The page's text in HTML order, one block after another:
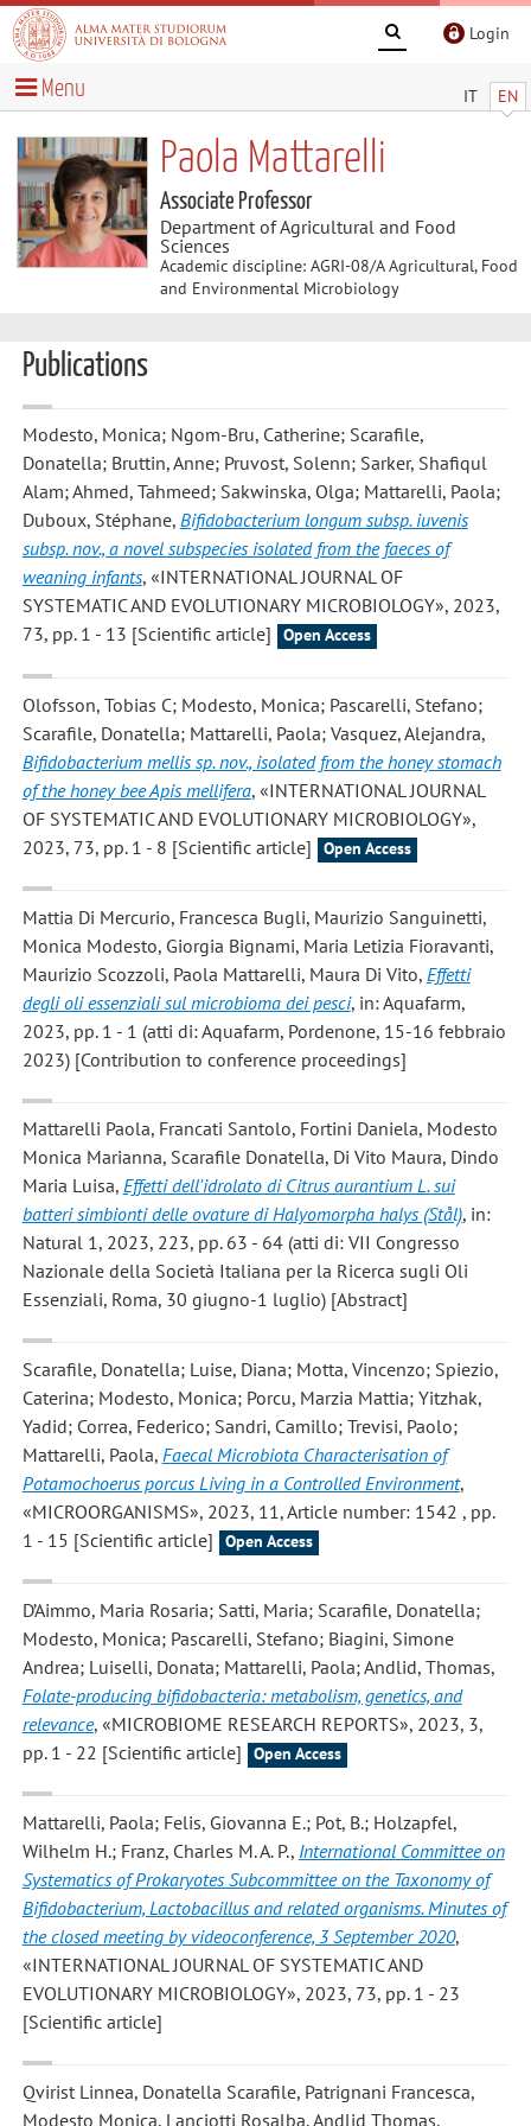
Login
IT EN
Menu
Paola Mattarelli
Associate Professor
Department of Agricultural and Food
Sciences
Academic discipline: AGRI-08/A Agricultural, Food
and Environmental Microbiology
Publications
Modesto, Monica; Ngom-Bru, Catherine; Scarafile,
Donatella; Bruttin, Anne; Pruvost, Solenn; Sarker, Shafiqul
Alam; Ahmed, Tahmeed; Sakwinska, Olga; Mattarelli, Paola;
Duboux, Stéphane, Bifidobacterium longum subsp. iuvenis
subsp. nov., a novel subspecies isolated from the faeces of
weaning infants, «INTERNATIONAL JOURNAL OF
SYSTEMATIC AND EVOLUTIONARY MICROBIOLOGY», 2023,
73, pp. 1 - 13 [Scientific article]
Open Access
Olofsson, Tobias C; Modesto, Monica; Pascarelli, Stefano;
Scarafile, Donatella; Mattarelli, Paola; Vasquez, Alejandra,
Bifidobacterium mellis sp. nov., isolated from the honey stomach
of the honey bee Apis mellifera, «INTERNATIONAL JOURNAL
OF SYSTEMATIC AND EVOLUTIONARY MICROBIOLOGY»,
2023, 73, pp. 1 - 8 [Scientific article]
Open Access
Mattia Di Mercurio, Francesca Bugli, Maurizio Sanguinetti,
Monica Modesto, Giorgia Bignami, Maria Letizia Fioravanti,
Maurizio Scozzoli, Paola Mattarelli, Maura Di Vito, Effetti
degli oli essenziali sul microbioma dei pesci, in: Aquafarm,
2023, pp. 1 - 1 (atti di: Aquafarm, Pordenone, 15-16 febbraio
2023) [Contribution to conference proceedings]
Mattarelli Paola, Francati Santolo, Fortini Daniela, Modesto
Monica Marianna, Scarafile Donatella, Di Vito Maura, Dindo
Maria Luisa, Effetti dell'idrolato di Citrus aurantium L. sui
batteri simbionti delle ovature di Halyomorpha halys (Stål), in:
Natural 1, 2023, 223, pp. 63 - 64 (atti di: VII Congresso
Nazionale della Società Italiana per la Ricerca sugli Oli
Essenziali, Roma, 30 giugno-1 luglio) [Abstract]
Scarafile, Donatella; Luise, Diana; Motta, Vincenzo; Spiezio,
Caterina; Modesto, Monica; Porcu, Marzia Mattia; Yitzhak,
Yadid; Correa, Federico; Sandri, Camillo; Trevisi, Paolo;
Mattarelli, Paola, Faecal Microbiota Characterisation of
Potamochoerus porcus Living in a Controlled Environment,
«MICROORGANISMS», 2023, 11, Article number: 1542 , pp.
1 - 15 [Scientific article]
Open Access
D’Aimmo, Maria Rosaria; Satti, Maria; Scarafile, Donatella;
Modesto, Monica; Pascarelli, Stefano; Biagini, Simone
Andrea; Luiselli, Donata; Mattarelli, Paola; Andlid, Thomas,
Folate-producing bifidobacteria: metabolism, genetics, and
relevance, «MICROBIOME RESEARCH REPORTS», 2023, 3,
pp. 1 - 22 [Scientific article]
Open Access
Mattarelli, Paola; Felis, Giovanna E.; Pot, B.; Holzapfel,
Wilhelm H.; Franz, Charles M. A. P., International Committee on
Systematics of Prokaryotes Subcommittee on the Taxonomy of
Bifidobacterium, Lactobacillus and related organisms. Minutes of
the closed meeting by videoconference, 3 September 2020,
«INTERNATIONAL JOURNAL OF SYSTEMATIC AND
EVOLUTIONARY MICROBIOLOGY», 2023, 73, pp. 1 - 23
[Scientific article]
Qvirist Linnea, Donatella Scarafile, Patrignani Francesca,
Modesto Monica, Lanciotti Rosalba, Andlid Thomas,